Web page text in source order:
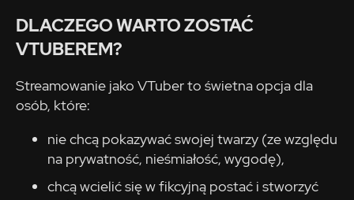
DLACZEGO WARTO ZOSTAĆ
VTUBEREM?
Streamowanie jako VTuber to świetna opcja dla
osób, które:
nie chcą pokazywać swojej twarzy (ze względu
na prywatność, nieśmiałość, wygodę),
chcą wcielić się w fikcyjną postać i stworzyć